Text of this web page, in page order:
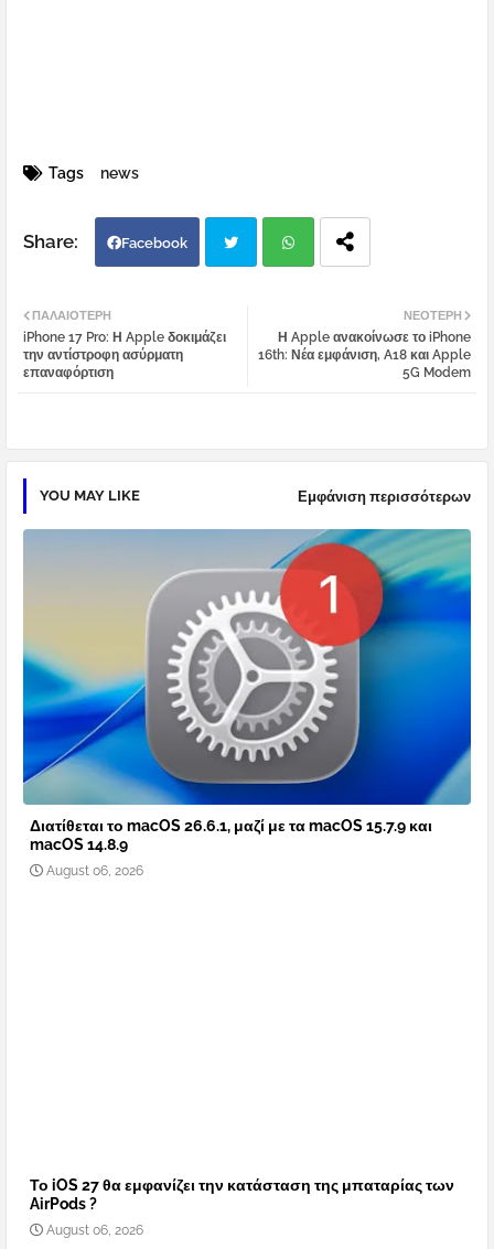
Tags news
Facebook
tter atsa
ΝΕΌΤΕΡΗ
Η Apple ανακοίνωσε το iPhone
16th: Νέα εμφάνιση, A18 και Apple
5G Modem
ΠΑΛΑΙΌΤΕΡΗ
iPhone 17 Pro: Η Apple δοκιμάζει
την αντίστροφη ασύρματη
επαναφόρτιση
YOU MAY LIKE Εμφάνιση περισσότερων
Διατίθεται το macOS 26.6.1, μαζί με τα macOS 15.7.9 και
macOS 14.8.9
August 06, 2026
Το iOS 27 θα εμφανίζει την κατάσταση της μπαταρίας των
AirPods ?
August 06, 2026